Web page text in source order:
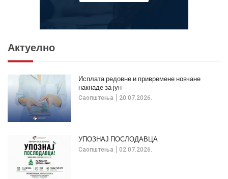
Актуелно
Саопштења 20.07.2026.
Исплата редовне и привремене новчане
накнаде за јун
Саопштења 02.07.2026.
УПОЗНАЈ ПОСЛОДАВЦА